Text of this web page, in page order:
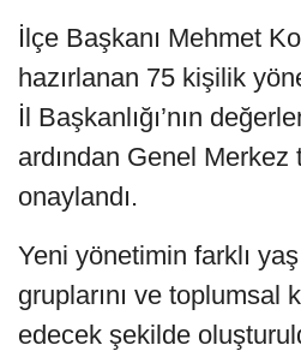
İlçe Başkanı Mehmet
hazırlanan 75 kişilik
İl Başkanlığı’nın
ardından Genel Merkez
onaylandı.
Yeni yönetimin farklı
gruplarını ve toplumsal
edecek şekilde